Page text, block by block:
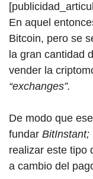
En aquel
Bitcoin, pero se
la gran cantidad
vender la
“exchanges”.
De modo que
fundar BitInstant;
realizar este tipo
a cambio del